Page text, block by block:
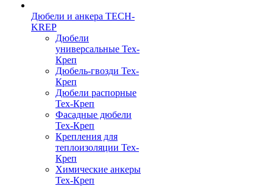
Дюбели и анкера TECH-
KREP
Дюбели
универсальные Тех-
Креп
Дюбель-гвозди Тех-
Креп
Дюбели распорные
Тех-Креп
Фасадные дюбели
Тех-Креп
Крепления для
теплоизоляции Тех-
Креп
Химические анкеры
Тех-Креп